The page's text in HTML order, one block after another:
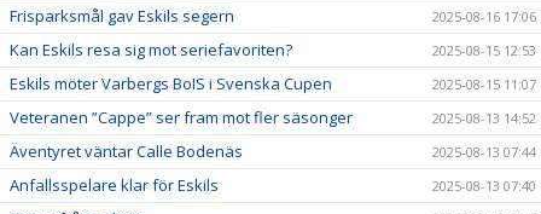
Frisparksmål gav Eskils segern 2025-08-16 17:06
Kan Eskils resa sig mot seriefavoriten? 2025-08-15 12:53
Eskils möter Varbergs BoIS i Svenska Cupen 2025-08-15 11:07
Veteranen ”Cappe” ser fram mot fler säsonger 2025-08-13 14:52
Äventyret väntar Calle Bodenäs 2025-08-13 07:44
Anfallsspelare klar för Eskils 2025-08-13 07:40